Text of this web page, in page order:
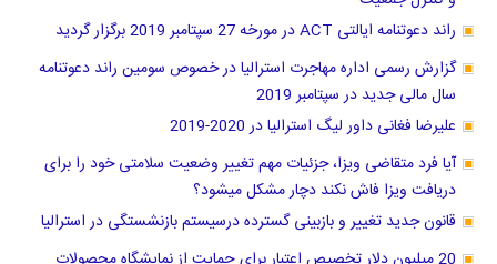
راند دعوتنامه ایالتی ACT در مورخه 27 سپتامبر 2019 برگزار گردید
گزارش رسمی اداره مهاجرت استرالیا در خصوص سومین راند دعوتنامه
سال مالی جدید در سپتامبر 2019
علیرضا فغانی داور لیگ استرالیا در 2020-2019
آیا فرد متقاضی ویزا، جزئیات مهم تغییر وضعیت سلامتی خود را برای
دریافت ویزا فاش نکند دچار مشکل میشود؟
قانون جدید تغییر و بازبینی گسترده درسیستم بازنشستگی در استرالیا